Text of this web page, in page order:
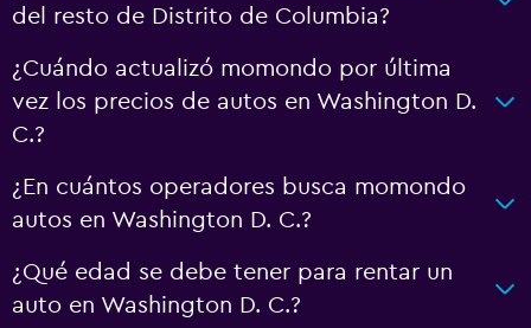
del resto de Distrito de Columbia?
¿Cuándo actualizó momondo por última
vez los precios de autos en Washington D.
C.?
¿En cuántos operadores busca momondo
autos en Washington D. C.?
¿Qué edad se debe tener para rentar un
auto en Washington D. C.?